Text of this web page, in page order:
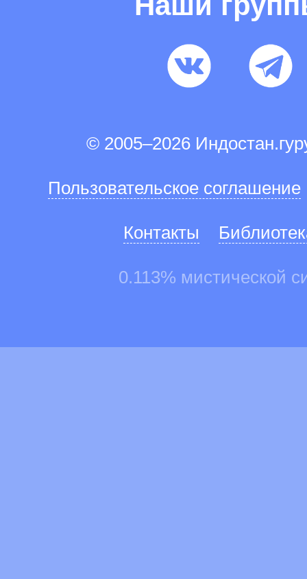
© 2005–2026
Пользовательское соглашение
Контакты
0.113% мистической